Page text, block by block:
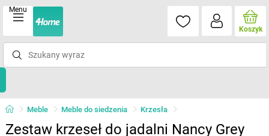
Menu
Koszyk
Meble Meble do siedzenia Krzesła
Zestaw krzeseł do jadalni Nancy Grey